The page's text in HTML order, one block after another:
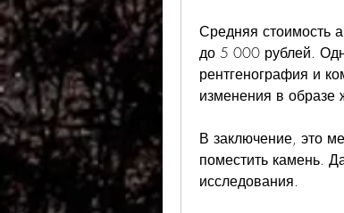
Средняя стоимость
до 5 000 рублей.
рентгенография и
изменения в образе
В заключение, это
поместить камень.
исследования.